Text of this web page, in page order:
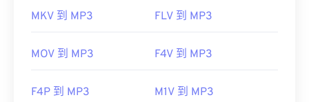
MKV 到 MP3 FLV 到 MP3
MOV 到 MP3 F4V 到 MP3
F4P 到 MP3 M1V 到 MP3